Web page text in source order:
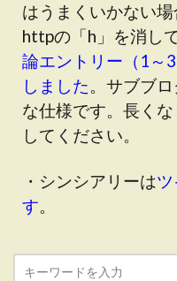
はうまくいかない
httpの「h」を消し
論エントリー（1～
しました。サブブ
な仕様です。長く
してください。
・シンシアリーは
す。